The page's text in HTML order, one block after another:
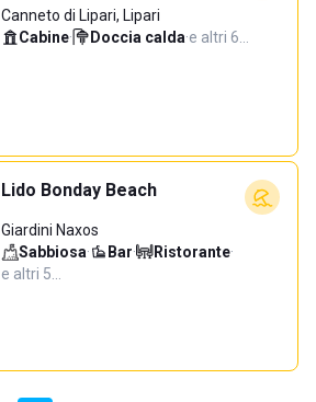
Canneto di Lipari, Lipari
Cabine· Doccia calda·e altri 6…
Lido Bonday Beach
Giardini Naxos
Sabbiosa· Bar· Ristorante·
e altri 5…